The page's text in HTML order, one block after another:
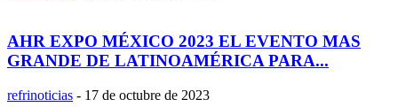
AHR EXPO MÉXICO 2023 EL EVENTO MAS
GRANDE DE LATINOAMÉRICA PARA...
refrinoticias - 17 de octubre de 2023